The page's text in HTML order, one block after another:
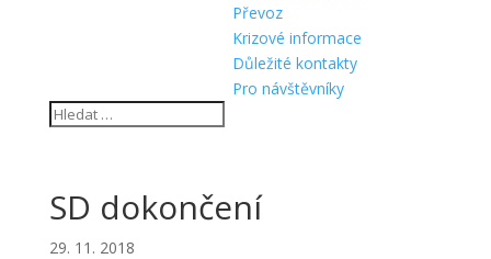
Převoz
Krizové informace
Důležité kontakty
Pro návštěvníky
SD dokončení
29. 11. 2018